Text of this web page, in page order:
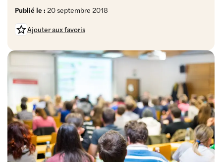
Publié le : 20 septembre 2018
Ajouter aux favoris